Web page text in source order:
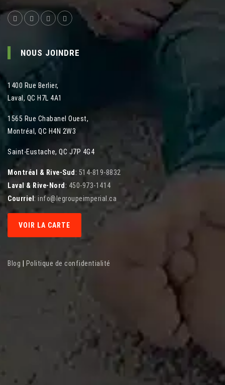
NOUS JOINDRE
1400 Rue Berlier,
Laval , QC H7L 4A1
1565 Rue Chabanel Ouest,
Montréal , QC H4N 2W3
Saint-Eustache, QC J7P 4G4
Montréal & Rive-Sud : 514-819-8832
Laval & Rive-Nord : 450-973-1414
Courriel : info@legroupeimperial.ca
VOIR LA CARTE
Blog Politique de confidentialité